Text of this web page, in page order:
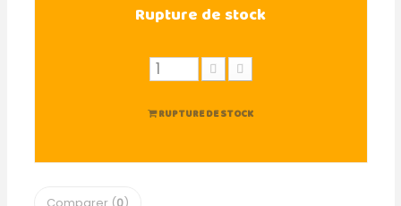
Rupture de stock
RUPTURE DE STOCK
Comparer (0)